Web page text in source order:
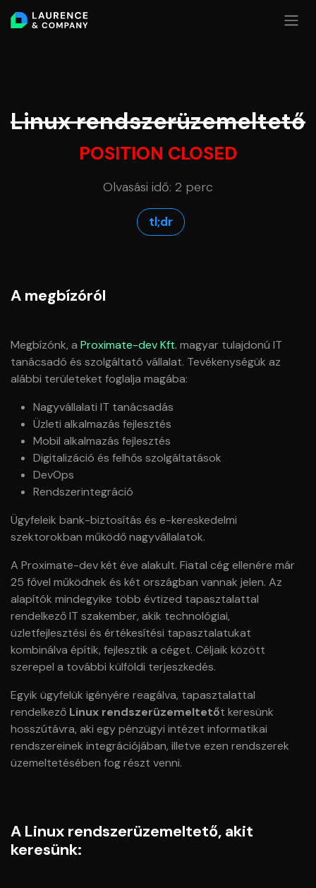
Linux rendszerüzemeltető
POSITION CLOSED
Olvasási idő: 2 perc
tl;​​​dr
A megbízóról
Megbízónk, a Proximate-dev Kft. magyar tulajdonú IT
tanácsadó és szolgáltató vállalat. Tevékenységük az
alábbi területeket foglalja magába:
Nagyvállalati IT tanácsadás
Üzleti alkalmazás fejlesztés
Mobil alkalmazás fejlesztés
Digitalizáció és felhős szolgáltatások
DevOps
Rendszerintegráció
Ügyfeleik bank-biztosítás és e-kereskedelmi
szektorokban működő nagyvállalatok.
A Proximate-dev két éve alakult. Fiatal cég ellenére már
25 fővel működnek és két országban vannak jelen. Az
alapítók mindegyike több évtized tapasztalattal
rendelkező IT szakember, akik technológiai,
üzletfejlesztési és értékesítési tapasztalatukat
kombinálva építik, fejlesztik a céget. Céljaik között
szerepel a további külföldi terjeszkedés.
Egyik ügyfelük igényére reagálva, tapasztalattal
rendelkező Linux rendszerüzemeltetőt keresünk
hosszútávra, aki egy pénzügyi intézet informatikai
rendszereinek integrációjában, illetve ezen rendszerek
üzemeltetésében fog részt venni.
A Linux rendszerüzemeltető, akit
keresünk: